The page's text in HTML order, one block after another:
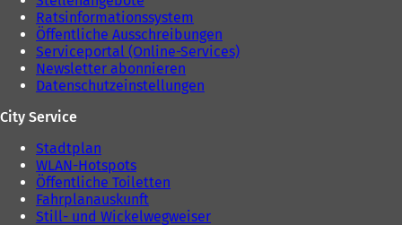
Ratsinformationssystem
Öffentliche Ausschreibungen
Serviceportal (Online-Services)
Newsletter abonnieren
Datenschutzeinstellungen
City Service
Stadtplan
WLAN-Hotspots
Öffentliche Toiletten
Fahrplanauskunft
Still- und Wickelwegweiser